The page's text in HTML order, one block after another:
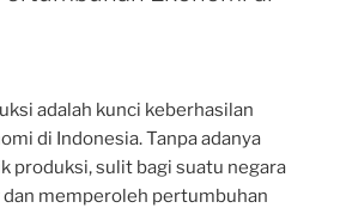
adalah kunci keberhasilan
di Indonesia. Tanpa adanya
produksi, sulit bagi suatu negara
memperoleh pertumbuhan